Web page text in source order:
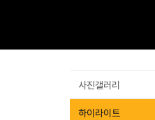
사진갤러리
하이라이트